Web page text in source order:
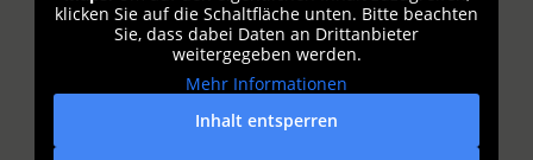
klicken Sie auf die Schaltfläche unten. Bitte beachten
Sie, dass dabei Daten an Drittanbieter
weitergegeben werden.
Mehr Informationen
Inhalt entsperren